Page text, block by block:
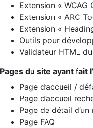
Extension « WCAG
Extension « ARC
Extension «
Outils pour
Validateur HTML
Pages du site ayant fait
Page d’accueil /
Page d’accueil
Page de détail d’un
Page FAQ